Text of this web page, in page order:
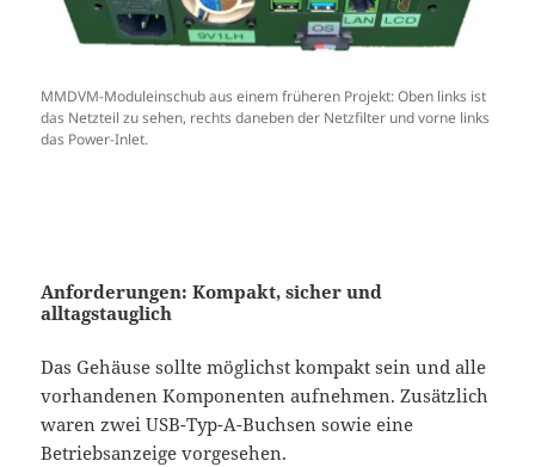
MMDVM-Moduleinschub aus einem früheren Projekt: Oben links ist
das Netzteil zu sehen, rechts daneben der Netzfilter und vorne links
das Power-Inlet.
Anforderungen: Kompakt, sicher und
alltagstauglich
Das Gehäuse sollte möglichst kompakt sein und alle
vorhandenen Komponenten aufnehmen. Zusätzlich
waren zwei USB-Typ-A-Buchsen sowie eine
Betriebsanzeige vorgesehen.